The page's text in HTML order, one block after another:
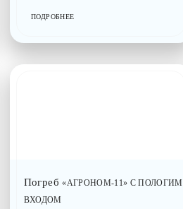
ПОДРОБНЕЕ
Погреб«АГРОНОМ-11» С ПОЛОГИМ
ВХОДОМ